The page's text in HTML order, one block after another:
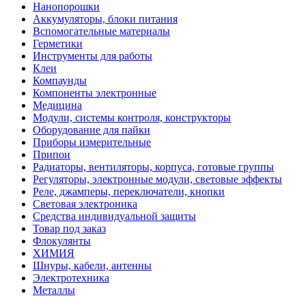
Нанопорошки
Аккумуляторы, блоки питания
Вспомогательные материалы
Герметики
Инструменты для работы
Клеи
Компаунды
Компоненты электронные
Медицина
Модули, системы контроля, конструкторы
Оборудование для пайки
Приборы измерительные
Припои
Радиаторы, вентиляторы, корпуса, готовые группы
Регуляторы, электронные модули, световые эффекты
Реле, джамперы, переключатели, кнопки
Световая электроника
Средства индивидуальной защиты
Товар под заказ
Флокулянты
ХИМИЯ
Шнуры, кабели, антенны
Электротехника
Металлы